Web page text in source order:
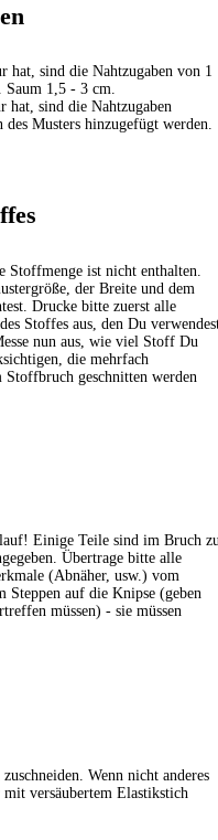
hat, sind die Nahtzugaben von 1
Saum 1,5 - 3 cm.
hat, sind die Nahtzugaben
Musters hinzugefügt werden.
ist nicht enthalten.
der Breite und dem
Drucke bitte zuerst alle
Stoffes aus, den Du
nun aus, wie viel Stoff Du
die mehrfach
Stoffbruch geschnitten werden
Einige Teile sind im Bruch
Übertrage bitte alle
(Abnäher, usw.) vom
auf die Knipse (geben
müssen) - sie müssen
Wenn nicht anderes
versäubertem Elastikstich